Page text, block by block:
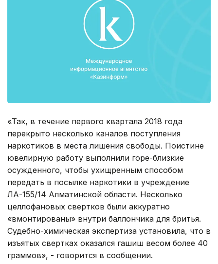
«Так, в течение первого квартала 2018 года
перекрыто несколько каналов поступления
наркотиков в места лишения свободы. Поистине
ювелирную работу выполнили горе-близкие
осужденного, чтобы ухищренным способом
передать в посылке наркотики в учреждение
ЛА-155/14 Алматинской области. Несколько
целлофановых свертков были аккуратно
«вмонтированы» внутри баллончика для бритья.
Судебно-химическая экспертиза установила, что в
изъятых свертках оказался гашиш весом более 40
граммов», - говорится в сообщении.